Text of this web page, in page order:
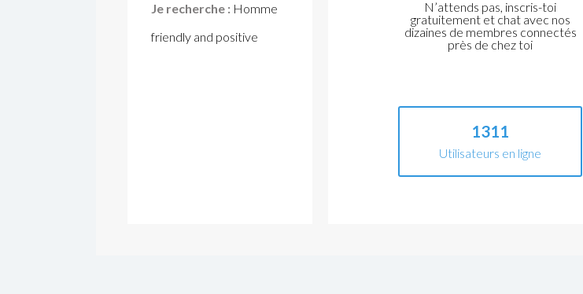
Je recherche : Homme
friendly and positive
N’attends pas, inscris-toi
gratuitement et chat avec nos
dizaines de membres connectés
près de chez toi
1311
Utilisateurs en ligne